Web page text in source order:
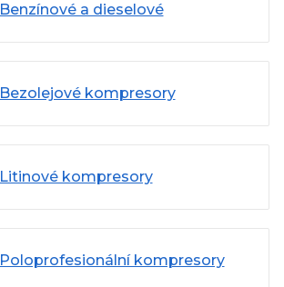
Benzínové a dieselové
Bezolejové kompresory
Litinové kompresory
Poloprofesionální kompresory